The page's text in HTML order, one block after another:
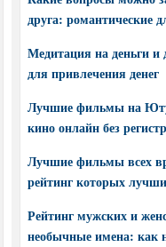
друга: романтические
Медитация на деньги
для привлечения денег
Лучшие фильмы на
кино онлайн без
Лучшие фильмы всех
рейтинг которых
Рейтинг мужских и
необычные имена: как